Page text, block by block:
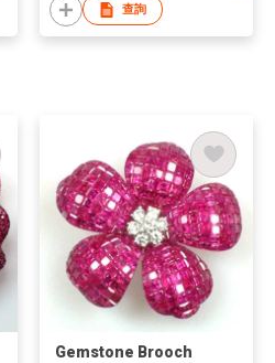
查詢
Gemstone Brooch